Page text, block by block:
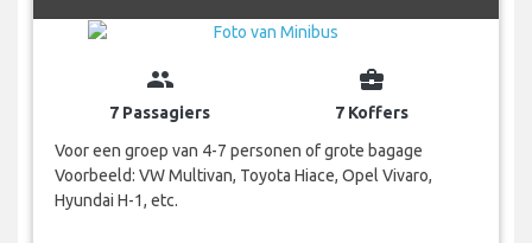
group
7 Passagiers
business_center
7 Koffers
Voor een groep van 4-7 personen of grote bagage
Voorbeeld: VW Multivan, Toyota Hiace, Opel Vivaro,
Hyundai H-1, etc.